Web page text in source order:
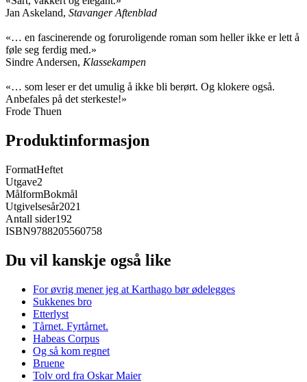
Jan Askeland, Stavanger Aftenblad
«… en fascinerende og foruroligende roman som heller ikke er lett å
føle seg ferdig med.»
Sindre Andersen, Klassekampen
«… som leser er det umulig å ikke bli berørt. Og klokere også.
Anbefales på det sterkeste!»
Frode Thuen
Produktinformasjon
FormatHeftet
Utgave2
MålformBokmål
Utgivelsesår2021
Antall sider192
ISBN9788205560758
Du vil kanskje også like
For øvrig mener jeg at Karthago bør ødelegges
Sukkenes bro
Etterlyst
Tårnet. Fyrtårnet.
Habeas Corpus
Og så kom regnet
Bruene
Tolv ord fra Oskar Maier